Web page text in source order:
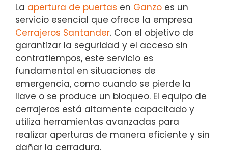
La apertura de puertas en Ganzo es un
servicio esencial que ofrece la empresa
Cerrajeros Santander. Con el objetivo de
garantizar la seguridad y el acceso sin
contratiempos, este servicio es
fundamental en situaciones de
emergencia, como cuando se pierde la
llave o se produce un bloqueo. El equipo de
cerrajeros está altamente capacitado y
utiliza herramientas avanzadas para
realizar aperturas de manera eficiente y sin
dañar la cerradura.